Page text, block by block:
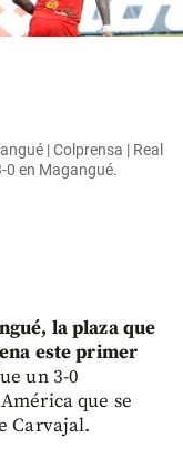
| Colprensa | Real
0 en Magangué.
la plaza que
este primer
un 3-0
que se
Carvajal.